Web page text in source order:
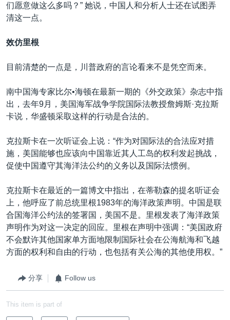
们愿意做这么多吗？” 她说，中国人和分析人士还在试图弄
清这一点。
效仿里根
目前清楚的一点是，川普政府的言论看来不是凭空而来。
南中国海专家比尔•海顿在最新一期的《外交政策》杂志中指
出，去年9月，美国海军战争学院国际法教授詹姆斯·克拉斯
卡说，华盛顿采取这样的行动是合法的。
克拉斯卡在一次听证会上说：“作为对国际法的合法应对措
施，美国能够也应该向中国靠近其人工岛的权利发起挑战，
促使中国遵守其海洋法公约的义务以及国际法惯例。
克拉斯卡在最近的一篇博文中指出，在蒂勒森的提名听证会
上，他呼应了前总统里根1983年的海洋政策声明。中国是联
合国海洋公约法的签署国，美国不是。里根发表了海洋政策
声明作为对这一决定的回应。里根在声明中强调：“美国政府
不会默许其他国家单方面地限制国际社会在公海航海和飞越
方面的权利和自由的行动，也包括有关公海的其他使用权。”
分享 Follow us
This item is part of